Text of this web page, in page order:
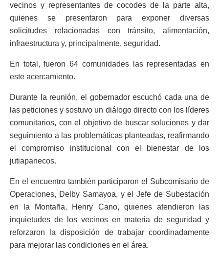
vecinos y representantes de cocodes de la parte alta,
quienes se presentaron para exponer diversas
solicitudes relacionadas con tránsito, alimentación,
infraestructura y, principalmente, seguridad.
En total, fueron 64 comunidades las representadas en
este acercamiento.
Durante la reunión, el gobernador escuchó cada una de
las peticiones y sostuvo un diálogo directo con los líderes
comunitarios, con el objetivo de buscar soluciones y dar
seguimiento a las problemáticas planteadas, reafirmando
el compromiso institucional con el bienestar de los
jutiapanecos.
En el encuentro también participaron el Subcomisario de
Operaciones, Delby Samayoa, y el Jefe de Subestación
en la Montaña, Henry Cano, quienes atendieron las
inquietudes de los vecinos en materia de seguridad y
reforzaron la disposición de trabajar coordinadamente
para mejorar las condiciones en el área.